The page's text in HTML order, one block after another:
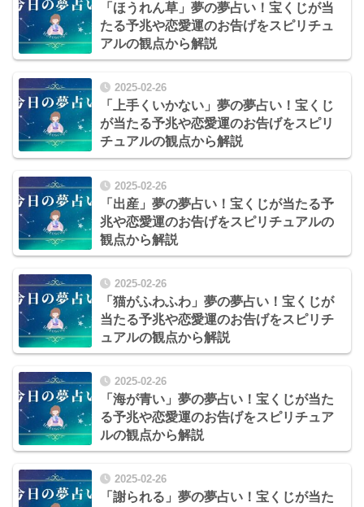
「ほうれん草」夢の夢占い！宝くじが当
たる予兆や恋愛運のお告げをスピリチュ
アルの観点から解説
2025-02-26
「上手くいかない」夢の夢占い！宝くじ
が当たる予兆や恋愛運のお告げをスピリ
チュアルの観点から解説
2025-02-26
「出産」夢の夢占い！宝くじが当たる予
兆や恋愛運のお告げをスピリチュアルの
観点から解説
2025-02-26
「猫がふわふわ」夢の夢占い！宝くじが
当たる予兆や恋愛運のお告げをスピリチ
ュアルの観点から解説
2025-02-26
「海が青い」夢の夢占い！宝くじが当た
る予兆や恋愛運のお告げをスピリチュア
ルの観点から解説
2025-02-26
「謝られる」夢の夢占い！宝くじが当た